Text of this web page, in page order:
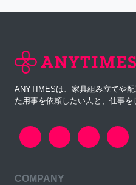
ANYTIMESは、家具組み立てや
た用事を依頼したい人と、仕事を
COMPANY